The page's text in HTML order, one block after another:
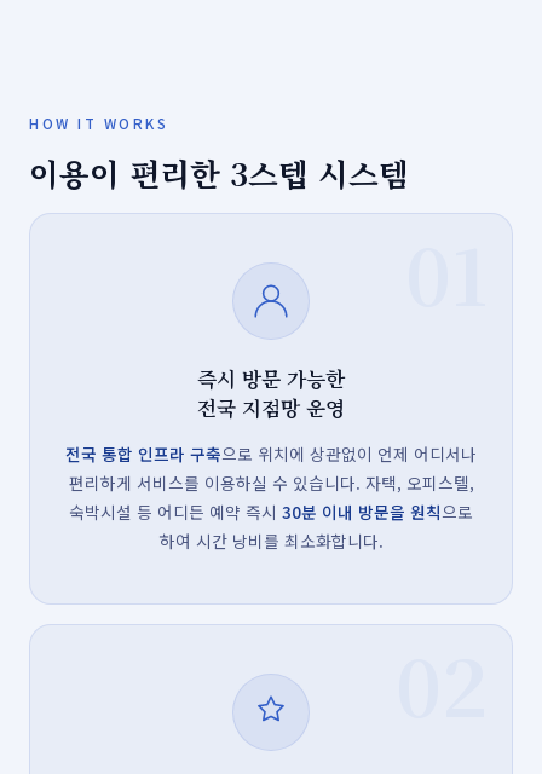
HOW IT WORKS
이용이 편리한 3스텝 시스템
즉시 방문 가능한
전국 지점망 운영
전국 통합 인프라 구축으로 위치에 상관없이 언제 어디서나
편리하게 서비스를 이용하실 수 있습니다. 자택, 오피스텔,
숙박시설 등 어디든 예약 즉시 30분 이내 방문을 원칙으로
하여 시간 낭비를 최소화합니다.